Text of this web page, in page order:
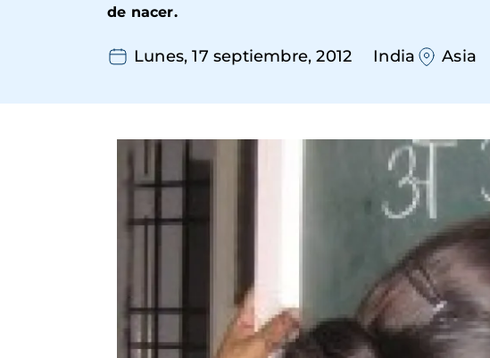
de nacer.
Lunes, 17 septiembre, 2012 India Asia